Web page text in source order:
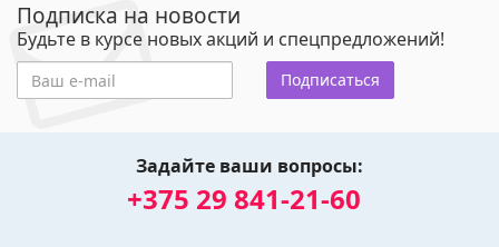
Подписка на новости
Будьте в курсе новых акций и спецпредложений!
Подписаться
Задайте ваши вопросы:
+375 29 841-21-60